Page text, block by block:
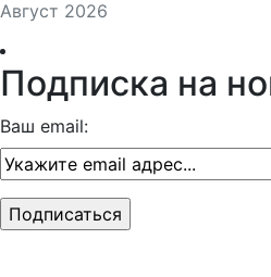
Август 2026
Подписка на
Ваш email: